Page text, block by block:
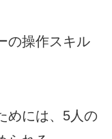
の操作スキル
めには、5人の